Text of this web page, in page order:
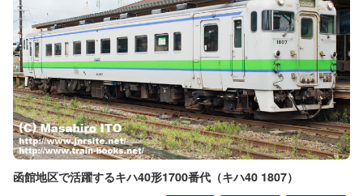
函館地区で活躍するキハ40形1700番代（キハ40 1807）